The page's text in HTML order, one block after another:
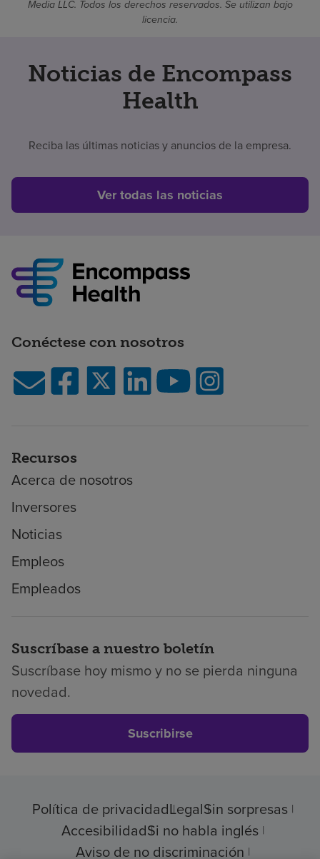
Media LLC. Todos los derechos reservados. Se utilizan bajo
licencia.
Noticias de Encompass
Health
Reciba las últimas noticias y anuncios de la empresa.
Ver todas las noticias
Conéctese con nosotros
Recursos
Acerca de nosotros
Inversores
Noticias
Empleos
Empleados
Suscríbase a nuestro boletín
Suscríbase hoy mismo y no se pierda ninguna
novedad.
Suscribirse
Política de privacidadLegalSin sorpresas
AccesibilidadSi no habla inglés
Aviso de no discriminación